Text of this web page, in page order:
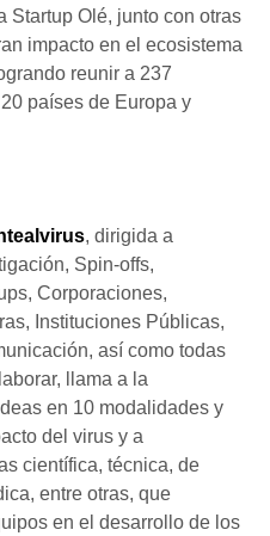
Startup Olé, junto con otras
impacto en el ecosistema
reunir a 237
países de Europa y
, dirigida a
Spin-offs,
Corporaciones,
Instituciones Públicas,
así como todas
llama a la
en 10 modalidades y
del virus y a
científica, técnica, de
entre otras, que
en el desarrollo de los